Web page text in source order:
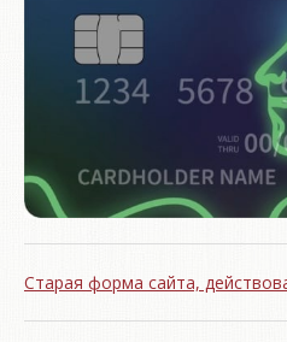
Старая форма сайта,